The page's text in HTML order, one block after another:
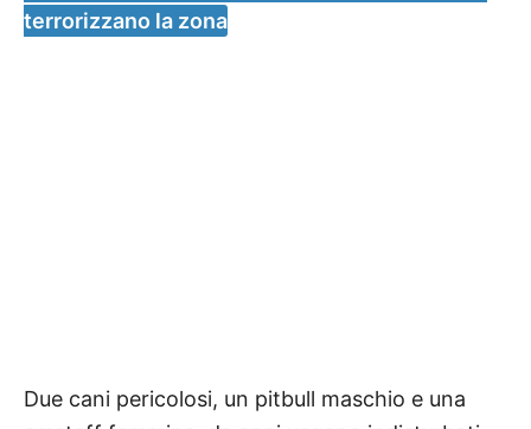
terrorizzano la zona
Due cani pericolosi, un pitbull maschio e una